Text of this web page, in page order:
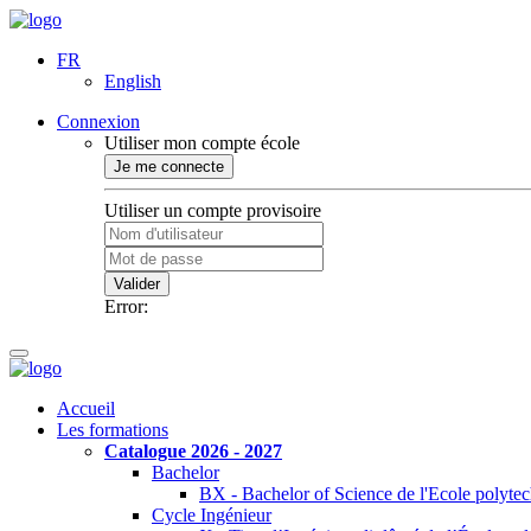
FR
English
Connexion
Utiliser mon compte école
Je me connecte
Utiliser un compte provisoire
Valider
Error:
Accueil
Les formations
Catalogue 2026 - 2027
Bachelor
BX - Bachelor of Science de l'Ecole
Cycle Ingénieur